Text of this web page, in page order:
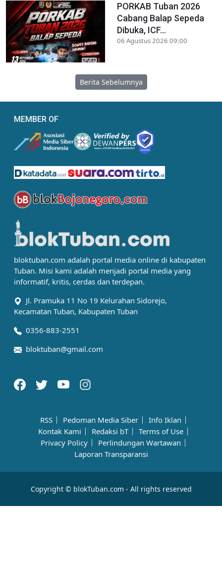
PORKAB Tuban 2026
Cabang Balap Sepeda
Dibuka, ICF...
06 Agustus 2026 09:00
Berita Sebelumnya
MEMBER OF
bloktuban.com adalah portal media online di kabupaten
Tuban. Misi kami adalah menjadi portal media yang
informatif, kritis, cerdas dan terdepan.
Jl. Pramuka 11 No 19 Kelurahan Sidorejo,
Kecamatan Tuban, Kabupaten Tuban
0356-883-2551
bloktuban@gmail.com
RSS Pedoman Media Siber
Info Iklan
Kontak Kami
Redaksi bT
Terms of Use
Privacy Policy
Perlindungan Wartawan
Laporan Transparansi
Copyright © blokTuban.com - All rights reserved